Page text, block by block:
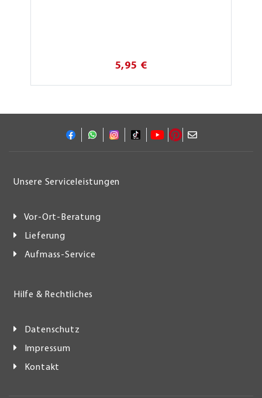
5,95 €
Unsere Serviceleistungen
Vor-Ort-Beratung
Lieferung
Aufmass-Service
Hilfe & Rechtliches
Datenschutz
Impressum
Kontakt